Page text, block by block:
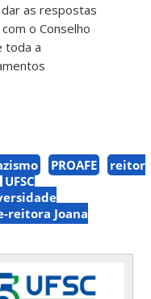
as respostas
o Conselho
toda a
PROAFE
reitor
UFSC
reitora Joana